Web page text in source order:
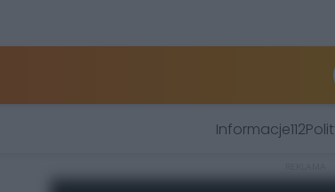
Informacje112